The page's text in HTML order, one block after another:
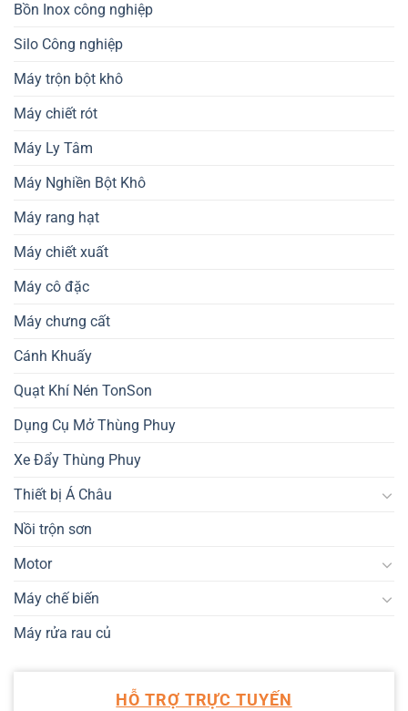
Bồn Inox công nghiệp
Silo Công nghiệp
Máy trộn bột khô
Máy chiết rót
Máy Ly Tâm
Máy Nghiền Bột Khô
Máy rang hạt
Máy chiết xuất
Máy cô đặc
Máy chưng cất
Cánh Khuấy
Quạt Khí Nén TonSon
Dụng Cụ Mở Thùng Phuy
Xe Đẩy Thùng Phuy
Thiết bị Á Châu
Nồi trộn sơn
Motor
Máy chế biến
Máy rửa rau củ
HỖ TRỢ TRỰC TUYẾN